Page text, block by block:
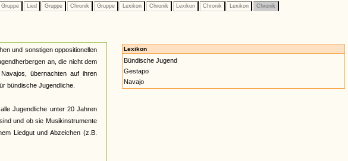
Gruppe Lied Gruppe Chronik Gruppe Lexikon Chronik Lexikon Chronik Lexikon Chronik
und sonstigen oppositionellen
an, die nicht dem
übernachten auf ihren
bündische Jugendliche.
Jugendliche unter 20 Jahren
und ob sie Musikinstrumente
Liedgut und Abzeichen (z.B.
Lexikon
Bündische Jugend
Gestapo
Navajo